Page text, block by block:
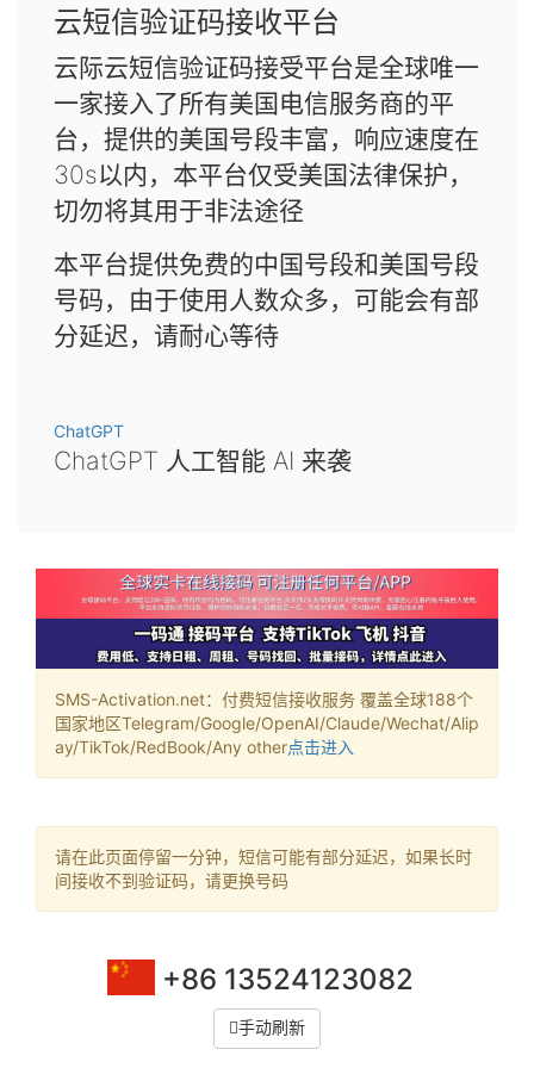
云短信验证码接收平台
云际云短信验证码接受平台是全球唯一
一家接入了所有美国电信服务商的平
台，提供的美国号段丰富，响应速度在
30s以内，本平台仅受美国法律保护，
切勿将其用于非法途径
本平台提供免费的中国号段和美国号段
号码，由于使用人数众多，可能会有部
分延迟，请耐心等待
ChatGPT
ChatGPT 人工智能 AI 来袭
SMS-Activation.net：付费短信接收服务 覆盖全球188个
国家地区Telegram/Google/OpenAI/Claude/Wechat/Alip
ay/TikTok/RedBook/Any other点击进入
请在此页面停留一分钟，短信可能有部分延迟，如果长时
间接收不到验证码，请更换号码
+86 13524123082
手动刷新